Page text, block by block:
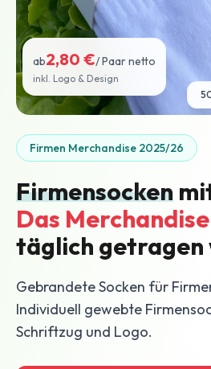
Firmen Merchandise 2025/26
Firmensocken
Das
täglich getragen
Gebrandete Socken für
Individuell gewebte
Schriftzug und Logo.
ab2,80 €/ Paar netto
inkl. Logo & Design